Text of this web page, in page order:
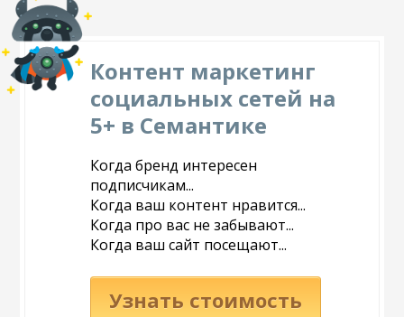
Контент маркетинг
социальных сетей на
5+ в Семантике
Когда бренд интересен
подписчикам...
Когда ваш контент нравится...
Когда про вас не забывают...
Когда ваш сайт посещают...
Узнать стоимость